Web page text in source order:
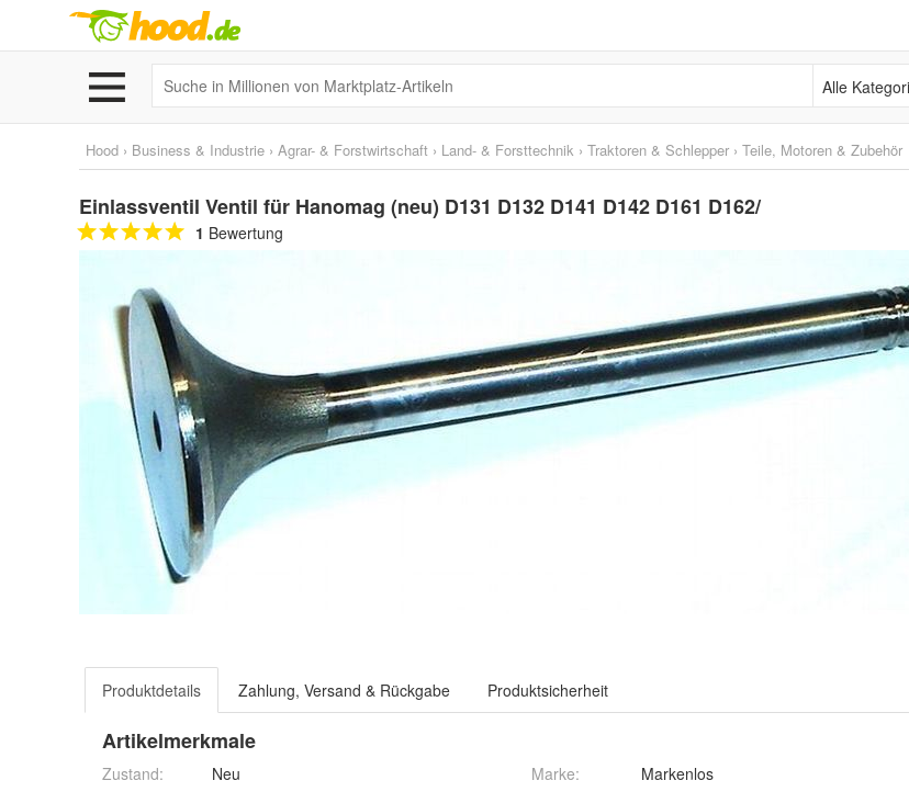
Alle Kategorien
Hood › Business & Industrie › Agrar- & Forstwirtschaft › Land- & Forsttechnik › Traktoren & Schlepper › Teile, Motoren & Zubehör
Einlassventil Ventil für Hanomag (neu) D131 D132 D141 D142 D161 D162/
1 Bewertung
Produktdetails Zahlung, Versand & Rückgabe Produktsicherheit
Artikelmerkmale
Zustand: Neu Marke: Markenlos